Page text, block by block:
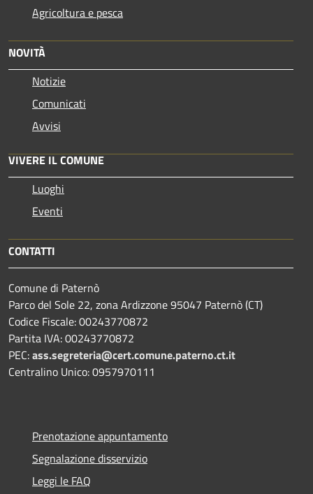
Agricoltura e pesca
NOVITÀ
Notizie
Comunicati
Avvisi
VIVERE IL COMUNE
Luoghi
Eventi
CONTATTI
Comune di Paternò
Parco del Sole 22, zona Ardizzone 95047 Paternò (CT)
Codice Fiscale: 00243770872
Partita IVA: 00243770872
PEC:ass.segreteria@cert.comune.paterno.ct.it
Centralino Unico: 0957970111
Prenotazione appuntamento
Segnalazione disservizio
Leggi le FAQ